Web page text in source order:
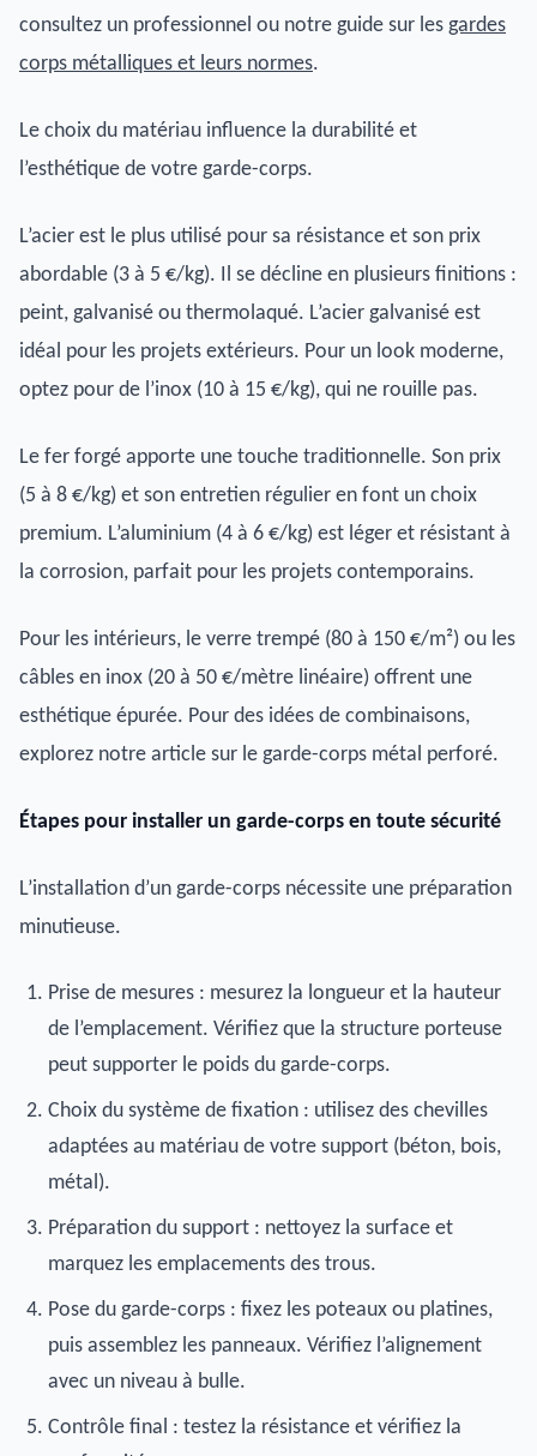
consultez un professionnel ou notre guide sur les gardes
corps métalliques et leurs normes.
Le choix du matériau influence la durabilité et
l’esthétique de votre garde-corps.
L’acier est le plus utilisé pour sa résistance et son prix
abordable (3 à 5 €/kg). Il se décline en plusieurs finitions :
peint, galvanisé ou thermolaqué. L’acier galvanisé est
idéal pour les projets extérieurs. Pour un look moderne,
optez pour de l’inox (10 à 15 €/kg), qui ne rouille pas.
Le fer forgé apporte une touche traditionnelle. Son prix
(5 à 8 €/kg) et son entretien régulier en font un choix
premium. L’aluminium (4 à 6 €/kg) est léger et résistant à
la corrosion, parfait pour les projets contemporains.
Pour les intérieurs, le verre trempé (80 à 150 €/m²) ou les
câbles en inox (20 à 50 €/mètre linéaire) offrent une
esthétique épurée. Pour des idées de combinaisons,
explorez notre article sur le garde-corps métal perforé.
Étapes pour installer un garde-corps en toute sécurité
L’installation d’un garde-corps nécessite une préparation
minutieuse.
Prise de mesures : mesurez la longueur et la hauteur
de l’emplacement. Vérifiez que la structure porteuse
peut supporter le poids du garde-corps.
Choix du système de fixation : utilisez des chevilles
adaptées au matériau de votre support (béton, bois,
métal).
Préparation du support : nettoyez la surface et
marquez les emplacements des trous.
Pose du garde-corps : fixez les poteaux ou platines,
puis assemblez les panneaux. Vérifiez l’alignement
avec un niveau à bulle.
Contrôle final : testez la résistance et vérifiez la